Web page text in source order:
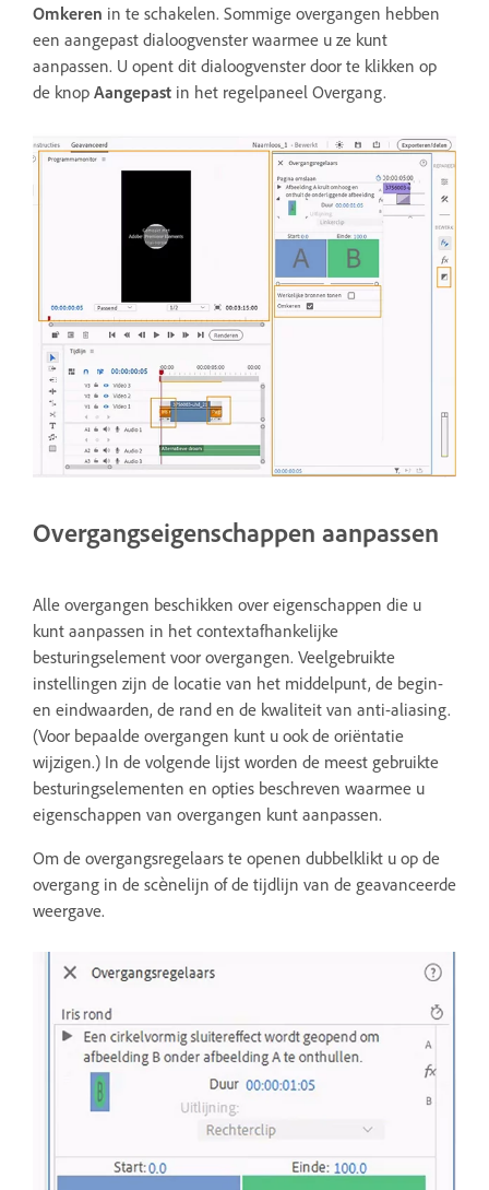
Omkeren in te schakelen. Sommige overgangen hebben
een aangepast dialoogvenster waarmee u ze kunt
aanpassen. U opent dit dialoogvenster door te klikken op
de knop Aangepast in het regelpaneel Overgang.
Overgangseigenschappen aanpassen
Alle overgangen beschikken over eigenschappen die u
kunt aanpassen in het contextafhankelijke
besturingselement voor overgangen. Veelgebruikte
instellingen zijn de locatie van het middelpunt, de begin-
en eindwaarden, de rand en de kwaliteit van anti-aliasing.
(Voor bepaalde overgangen kunt u ook de oriëntatie
wijzigen.) In de volgende lijst worden de meest gebruikte
besturingselementen en opties beschreven waarmee u
eigenschappen van overgangen kunt aanpassen.
Om de overgangsregelaars te openen dubbelklikt u op de
overgang in de scènelijn of de tijdlijn van de geavanceerde
weergave.